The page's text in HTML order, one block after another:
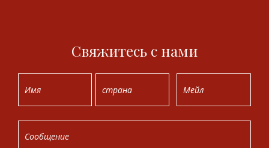
Свяжитесь с нами